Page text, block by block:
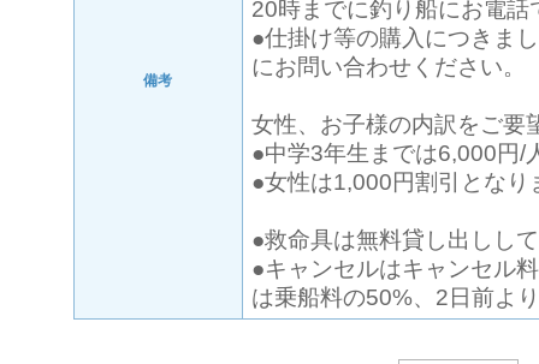
備考
20時までに釣り船にお電
●仕掛け等の購入につきま
にお問い合わせください。
女性、お子様の内訳をご要
●中学3年生までは6,000円/
●女性は1,000円割引となり
●救命具は無料貸し出しし
●キャンセルはキャンセル
は乗船料の50%、2日前よ